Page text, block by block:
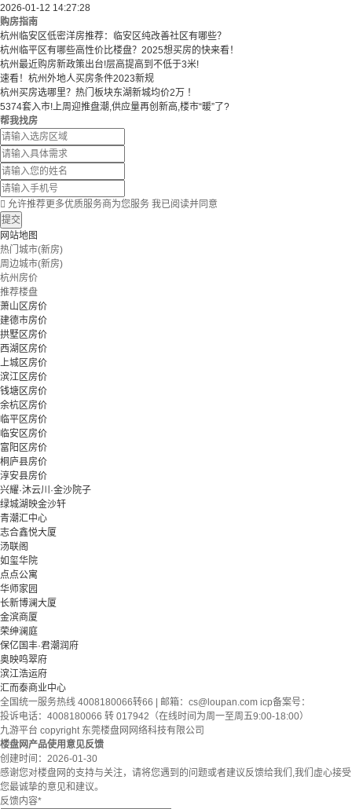
2026-01-12 14:27:28
购房指南
杭州临安区低密洋房推荐：临安区纯改善社区有哪些？
​​杭州临平区有哪些高性价比楼盘？2025想买房的快来看！​
杭州最近购房新政策出台!层高提高到不低于3米!
速看！杭州外地人买房条件2023新规
杭州买房选哪里？热门板块东湖新城均价2万 ！
5374套入市!上周迎推盘潮,供应量再创新高,楼市“暖”了?
帮我找房
 允许推荐更多优质服务商为您服务 我已阅读并同意
提交
网站地图
热门城市(新房)
周边城市(新房)
杭州房价
推荐楼盘
萧山区房价
建德市房价
拱墅区房价
西湖区房价
上城区房价
滨江区房价
钱塘区房价
余杭区房价
临平区房价
临安区房价
富阳区房价
桐庐县房价
淳安县房价
兴耀·沐云川·金沙院子
绿城湖映金沙轩
青潮汇中心
志合鑫悦大厦
汤联阁
如玺华院
点点公寓
华师家园
长新博澜大厦
金滨商厦
荣绅澜庭
保亿国丰·君潮润府
奥映鸣翠府
滨江浩运府
汇而泰商业中心
全国统一服务热线 4008180066转66 | 邮箱： cs@loupan.com icp备案号：
投诉电话：4008180066 转 017942（在线时间为周一至周五9:00-18:00）
九游平台 copyright 东莞楼盘网网络科技有限公司
楼盘网产品使用意见反馈
创建时间： 2026-01-30
感谢您对楼盘网的支持与关注，请将您遇到的问题或者建议反馈给我们,我们虚心接受
您最诚挚的意见和建议。
反馈内容*